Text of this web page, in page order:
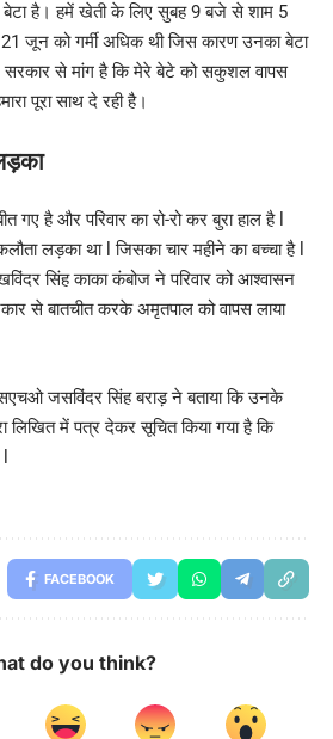
है। हमें खेती के लिए सुबह 9 बजे से शाम 5
जून को गर्मी अधिक थी जिस कारण उनका बेटा
​​​​सरकार से मांग है कि मेरे बेटे को सकुशल वापस
पूरा साथ दे रही है।
है और परिवार का रो-रो कर बुरा हाल है l
लड़का था l जिसका चार महीने का बच्चा है l
सिंह काका कंबोज ने परिवार को आश्वासन
से बातचीत करके अमृतपाल को वापस लाया
जसविंदर सिंह बराड़ ने बताया कि उनके
लिखित में पत्र देकर सूचित किया गया है कि
FACEBOOK
do you think?